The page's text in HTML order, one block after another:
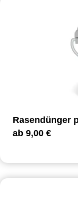
Rasendünger
ab 9,00 €